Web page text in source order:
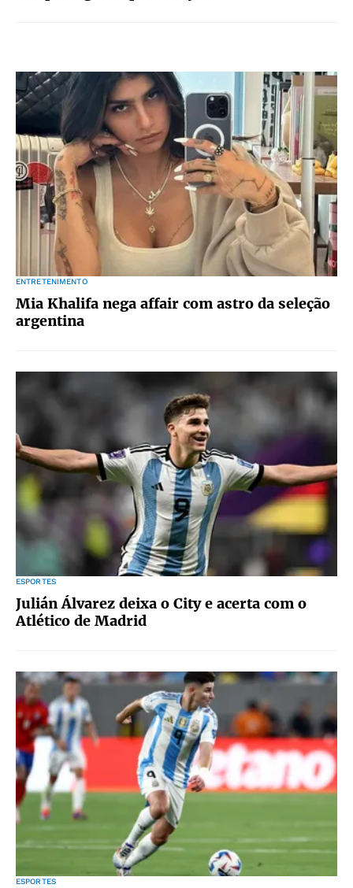
ENTRETENIMENTO
Mia Khalifa nega affair com astro da seleção
argentina
ESPORTES
Julián Álvarez deixa o City e acerta com o
Atlético de Madrid
ESPORTES